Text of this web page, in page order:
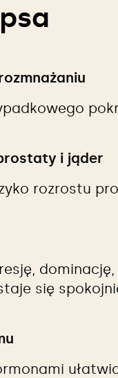
i jąder
rozrostu
się